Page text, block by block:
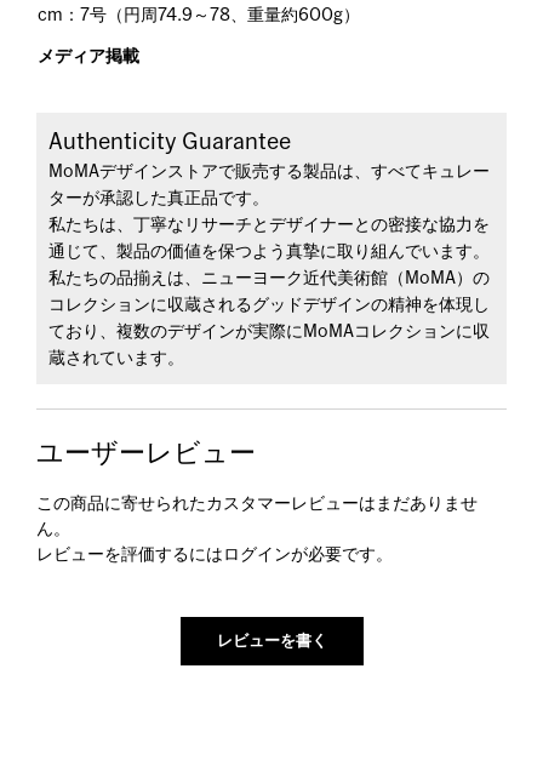
cm：7号（円周74.9～78、重量約600g）
メディア掲載
Authenticity Guarantee
MoMAデザインストアで販売する製品は、すべてキュレー
ターが承認した真正品です。
私たちは、丁寧なリサーチとデザイナーとの密接な協力を
通じて、製品の価値を保つよう真摯に取り組んでいます。
私たちの品揃えは、ニューヨーク近代美術館（MoMA）の
コレクションに収蔵されるグッドデザインの精神を体現し
ており、複数のデザインが実際にMoMAコレクションに収
蔵されています。
ユーザーレビュー
この商品に寄せられたカスタマーレビューはまだありませ
ん。
レビューを評価するには ログインが必要です。